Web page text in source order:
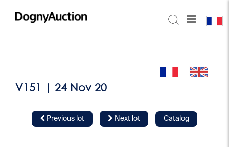
V151 | 24 Nov 20
Previous lot Next lot Catalog